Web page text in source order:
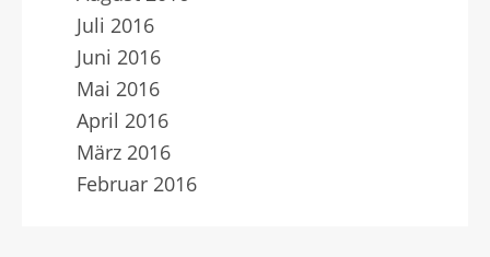
Juli 2016
Juni 2016
Mai 2016
April 2016
März 2016
Februar 2016